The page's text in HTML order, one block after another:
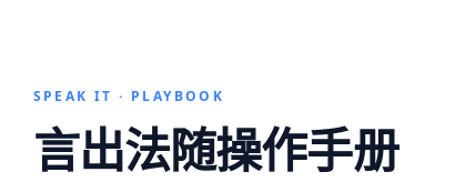
SPEAK IT · PLAYBOOK
言出法随操作手册